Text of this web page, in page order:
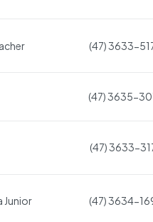
(47) 3633-
(47) 3635-
(47) 3633-
Junior (47) 3634-